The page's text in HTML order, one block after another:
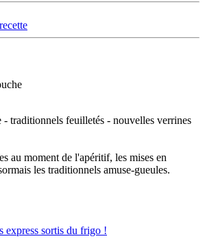
- traditionnels feuilletés - nouvelles verrines
au moment de l'apéritif, les mises en
les traditionnels amuse-gueules.
express sortis du frigo !